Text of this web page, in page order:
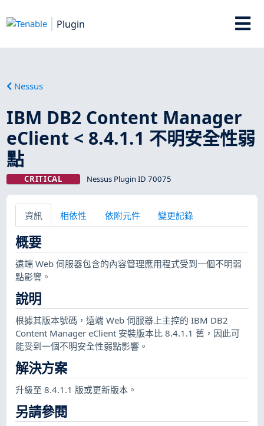
Plugin
Nessus
IBM DB2 Content Manager
eClient < 8.4.1.1 不明安全性弱
點
CRITICAL Nessus Plugin ID 70075
資訊 相依性 依附元件 變更記錄
概要
遠端 Web 伺服器包含的內容管理應用程式受到一個不明弱
點影響。
說明
根據其版本號碼，遠端 Web 伺服器上主控的 IBM DB2
Content Manager eClient 安裝版本比 8.4.1.1 舊，因此可
能受到一個不明安全性弱點影響。
解決方案
升級至 8.4.1.1 版或更新版本。
另請參閱